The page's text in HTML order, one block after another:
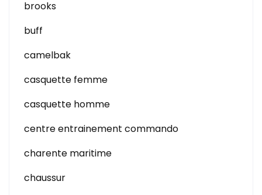
brooks
buff
camelbak
casquette femme
casquette homme
centre entrainement commando
charente maritime
chaussur